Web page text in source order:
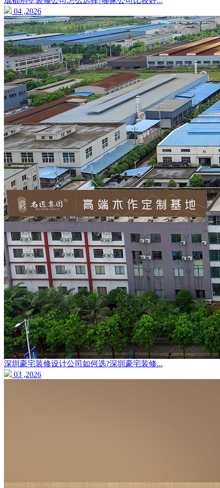
04 ,2026
深圳豪宅装修设计公司如何选?深圳豪宅装修...
03 ,2026